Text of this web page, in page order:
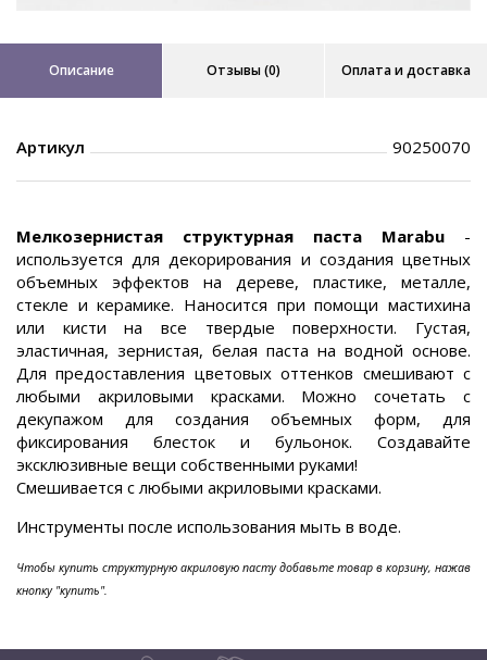
Описание Отзывы (0) Оплата и доставка
Артикул 90250070
Мелкозернистая структурная паста Marabu -
используется для декорирования и создания цветных
объемных эффектов на дереве, пластике, металле,
стекле и керамике. Наносится при помощи мастихина
или кисти на все твердые поверхности. Густая,
эластичная, зернистая, белая паста на водной основе.
Для предоставления цветовых оттенков смешивают с
любыми акриловыми красками. Можно сочетать с
декупажом для создания объемных форм, для
фиксирования блесток и бульонок. Создавайте
эксклюзивные вещи собственными руками!
Смешивается с любыми акриловыми красками.
Инструменты после использования мыть в воде.
Чтобы купить структурную акриловую пасту добавьте товар в корзину, нажав
кнопку "купить".